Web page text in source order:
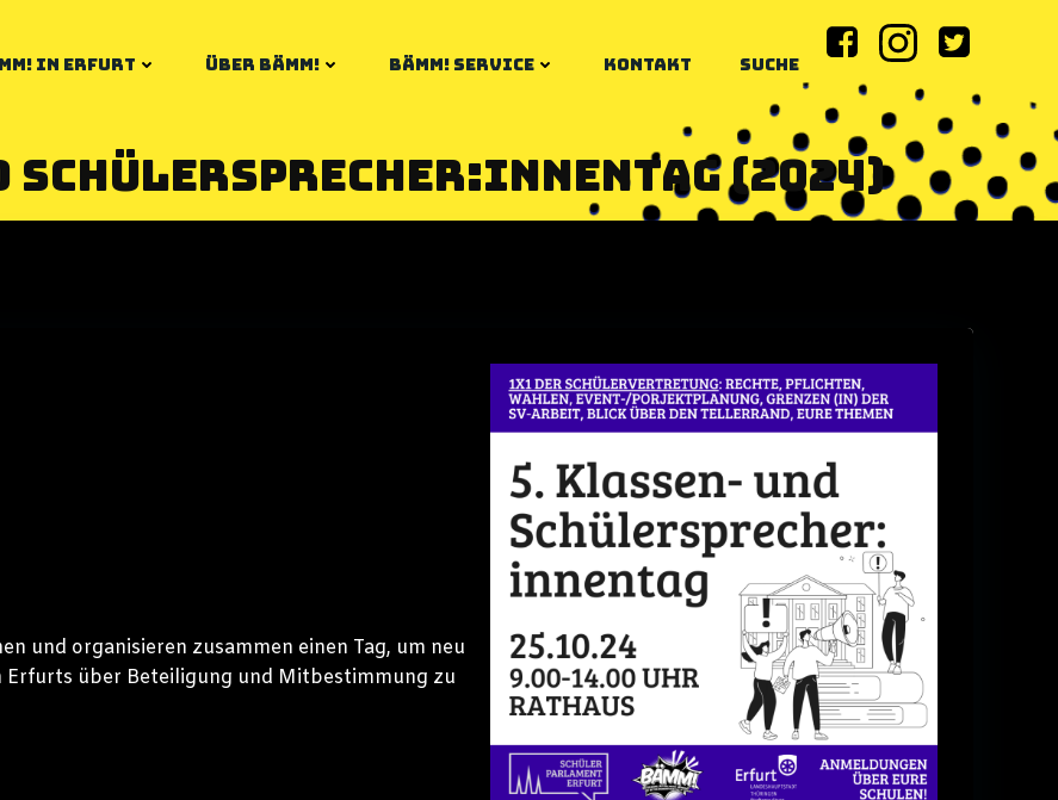
IN ERFURT ÜBER BÄMM! BÄMM! SERVICE KONTAKT SUCHE
Schülersprecher:innentag (2024)
und organisieren zusammen einen Tag, um neu
über Beteiligung und Mitbestimmung zu